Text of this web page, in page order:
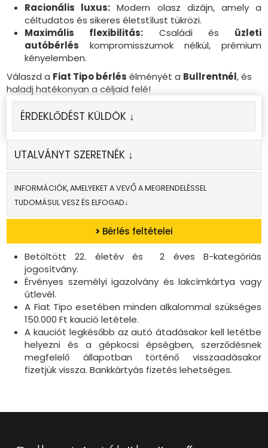
Racionális luxus: Modern olasz dizájn, amely a
céltudatos és sikeres életstílust tükrözi.
Maximális flexibilitás: Családi és üzleti
autóbérlés kompromisszumok nélkül, prémium
kényelemben.
Válaszd a Fiat Tipo bérlés élményét a Bullrentnél, és
haladj hatékonyan a céljaid felé!
ÉRDEKLŐDÉST KÜLDÖK ↓
UTALVÁNYT SZERETNÉK ↓
INFORMÁCIÓK, AMELYEKET A VEVŐ A MEGRENDELÉSSEL
TUDOMÁSUL VESZ ÉS ELFOGAD↓
> Bérlés feltételei
Betöltött 22. életév és 2 éves B-kategóriás
jogosítvány.
Érvényes személyi igazolvány és lakcímkártya vagy
útlevél.
A Fiat Tipo esetében minden alkalommal szükséges
150.000 Ft kaució letétele.
A kauciót legkésőbb az autó átadásakor kell letétbe
helyezni és a gépkocsi épségben, szerződésnek
megfelelő állapotban történő visszaadásakor
fizetjük vissza. Bankkártyás fizetés lehetséges.